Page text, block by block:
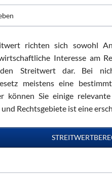
richten sich sowohl
Interesse am
Streitwert dar. Bei
meistens eine
können Sie einige
Rechtsgebiete ist eine